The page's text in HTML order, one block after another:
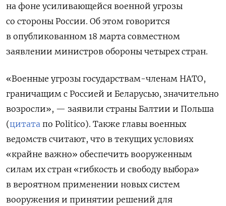
на фоне усиливающейся военной угрозы
со стороны России. Об этом говорится
в опубликованном 18 марта совместном
заявлении министров обороны четырех стран.
«Военные угрозы государствам-членам НАТО,
граничащим с Россией и Беларусью, значительно
возросли», — заявили страны Балтии и Польша
(цитата по Politico). Также главы военных
ведомств считают, что в текущих условиях
«крайне важно» обеспечить вооруженным
силам их стран «гибкость и свободу выбора»
в вероятном применении новых систем
вооружения и принятии решений для